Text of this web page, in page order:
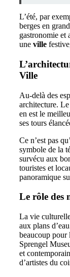
L’été, par
berges en
gastronomie et
une ville
Ville
Au-delà des
architecture.
en est le
ses tours
Ce n’est pas
symbole de la
survécu aux
touristes et
panoramique
Le rôle des
La vie
aux plans
beaucoup pour
Sprengel
et
d’artistes du